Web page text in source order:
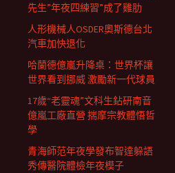
先生”年夜四練習”成了雞肋
人形機械人OSDER奧斯德台北
汽車加快退化
哈蘭德億嵐升降桌：世界杯讓
世界看到挪威 激勵新一代球員
17歲“老靈魂”文科生鉆研南音
億嵐工廠直營 揣摩宗教體悟哲
學
青海師范年夜學發布智達躲語
秀傳醫院體檢年夜模子